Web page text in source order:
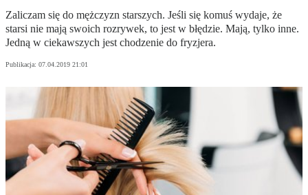
Zaliczam się do mężczyzn starszych. Jeśli się komuś wydaje, że
starsi nie mają swoich rozrywek, to jest w błędzie. Mają, tylko inne.
Jedną w ciekawszych jest chodzenie do fryzjera.
Publikacja: 07.04.2019 21:01